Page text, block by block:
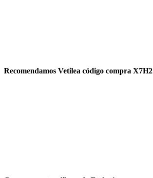
Recomendamos Vetilea código compra X7H2